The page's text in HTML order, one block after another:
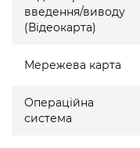
введення/виводу
(Відеокарта)
Мережева карта
Операційна
система